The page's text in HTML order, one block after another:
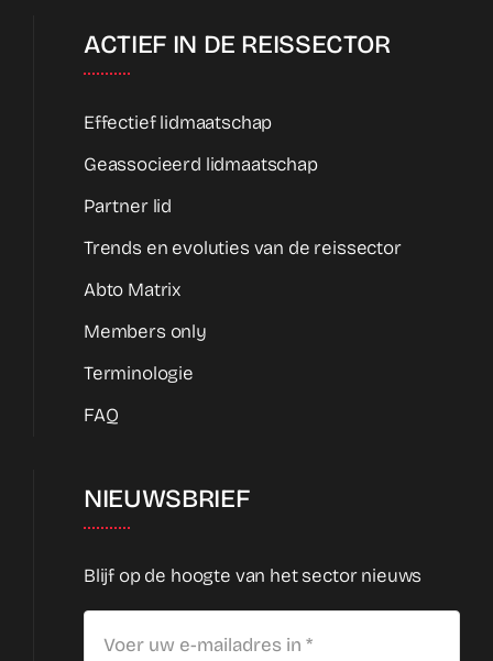
ACTIEF IN DE REISSECTOR
Effectief lidmaatschap
Geassocieerd lidmaatschap
Partner lid
Trends en evoluties van de reissector
Abto Matrix
Members only
Terminologie
FAQ
NIEUWSBRIEF
Blijf op de hoogte van het sector nieuws